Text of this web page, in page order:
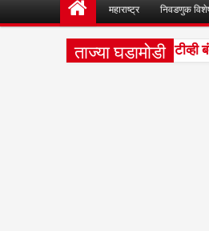
महाराष्ट्र निवडणुक
ताज्या घडामोडी
रात्री सात ते नऊ पर्यंत मोबाईल व टीव्ही